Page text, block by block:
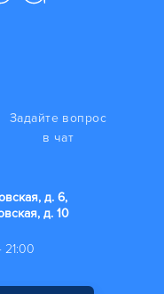
Задайте вопрос
в чат
д. 6,
д. 10